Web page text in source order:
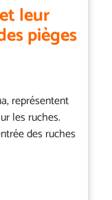
leur
pièges
représentent
les ruches.
des ruches